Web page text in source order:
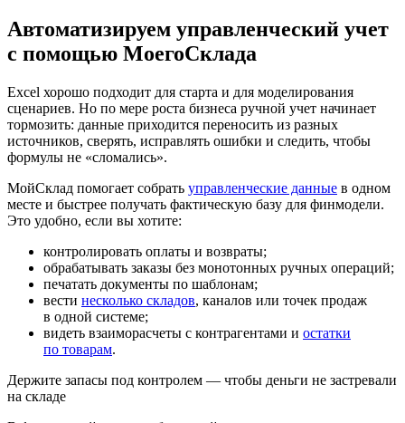
Автоматизируем управленческий учет
с помощью МоегоСклада
Excel хорошо подходит для старта и для моделирования
сценариев. Но по мере роста бизнеса ручной учет начинает
тормозить: данные приходится переносить из разных
источников, сверять, исправлять ошибки и следить, чтобы
формулы не «сломались».
МойСклад помогает собрать управленческие данные в одном
месте и быстрее получать фактическую базу для финмодели.
Это удобно, если вы хотите:
контролировать оплаты и возвраты;
обрабатывать заказы без монотонных ручных операций;
печатать документы по шаблонам;
вести несколько складов, каналов или точек продаж
в одной системе;
видеть взаиморасчеты с контрагентами и остатки
по товарам.
Держите запасы под контролем — чтобы деньги не застревали
на складе